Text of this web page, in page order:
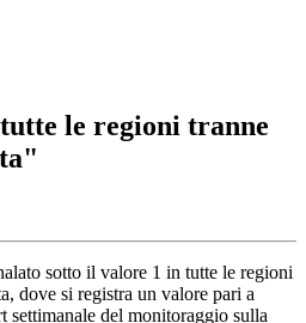
le regioni tranne
sotto il valore 1 in tutte le regioni
dove si registra un valore pari a
settimanale del monitoraggio sulla